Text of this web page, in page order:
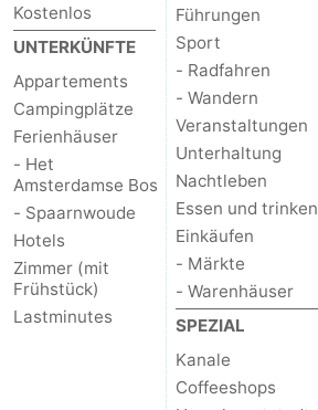
Kostenlos
UNTERKÜNFTE
Appartements
Campingplätze
Ferienhäuser
- Het
Amsterdamse Bos
- Spaarnwoude
Hotels
Zimmer (mit
Frühstück)
Lastminutes
Führungen
Sport
- Radfahren
- Wandern
Veranstaltungen
Unterhaltung
Nachtleben
Essen und trinken
Einkäufen
- Märkte
- Warenhäuser
SPEZIAL
Kanale
Coffeeshops